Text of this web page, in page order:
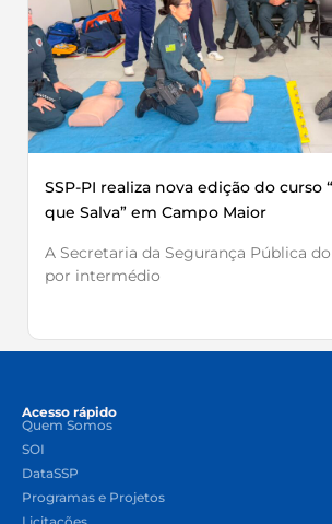
SSP-PI realiza nova edição do curso
que Salva” em Campo Maior
A Secretaria da Segurança Pública
por intermédio
Acesso rápido
Quem Somos
SOI
DataSSP
Programas e Projetos